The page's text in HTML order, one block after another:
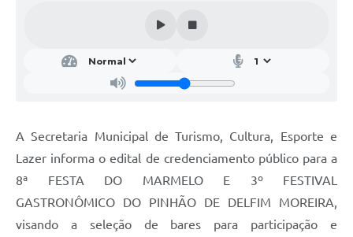
Links
A Secretaria Municipal de Turismo, Cultura, Esporte e
Lazer informa o edital de credenciamento público para a
8ª FESTA DO MARMELO E 3º FESTIVAL
GASTRONÔMICO DO PINHÃO DE DELFIM MOREIRA,
visando a seleção de bares para participação e